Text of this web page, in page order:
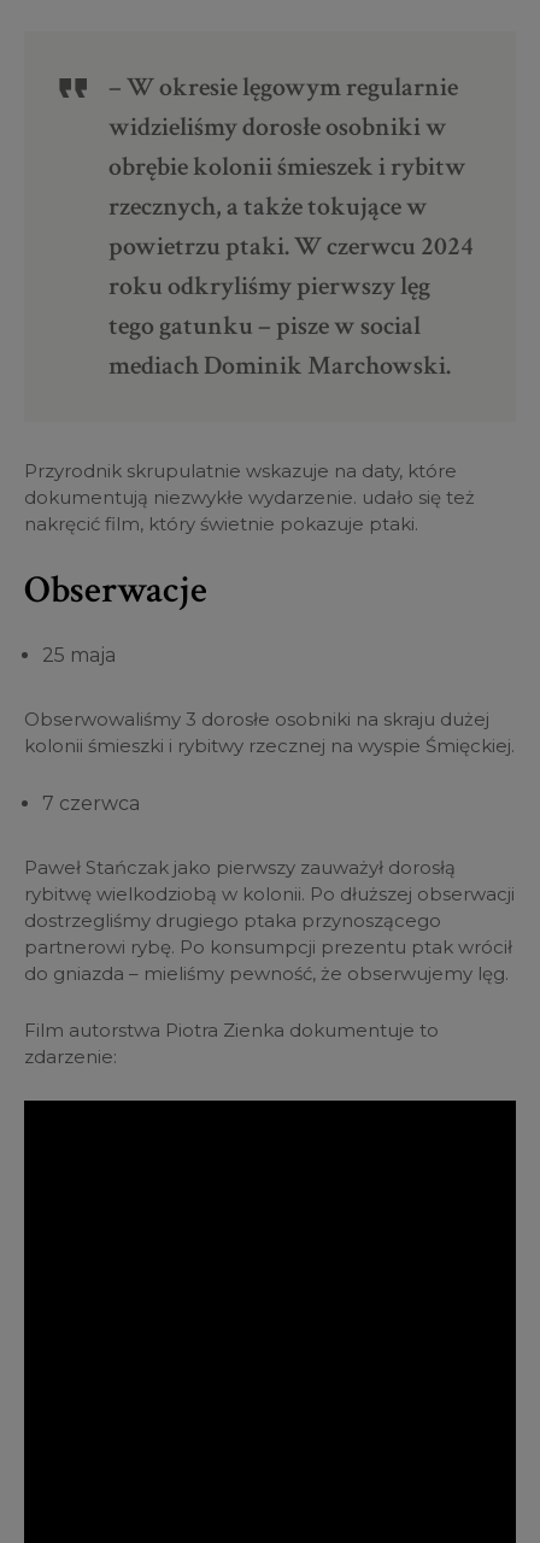
– W okresie lęgowym regularnie
widzieliśmy dorosłe osobniki w
obrębie kolonii śmieszek i rybitw
rzecznych, a także tokujące w
powietrzu ptaki. W czerwcu 2024
roku odkryliśmy pierwszy lęg
tego gatunku – pisze w social
mediach Dominik Marchowski.
Przyrodnik skrupulatnie wskazuje na daty, które
dokumentują niezwykłe wydarzenie. udało się też
nakręcić film, który świetnie pokazuje ptaki.
Obserwacje
25 maja
Obserwowaliśmy 3 dorosłe osobniki na skraju dużej
kolonii śmieszki i rybitwy rzecznej na wyspie Śmięckiej.
7 czerwca
Paweł Stańczak jako pierwszy zauważył dorosłą
rybitwę wielkodziobą w kolonii. Po dłuższej obserwacji
dostrzegliśmy drugiego ptaka przynoszącego
partnerowi rybę. Po konsumpcji prezentu ptak wrócił
do gniazda – mieliśmy pewność, że obserwujemy lęg.
Film autorstwa Piotra Zienka dokumentuje to
zdarzenie: